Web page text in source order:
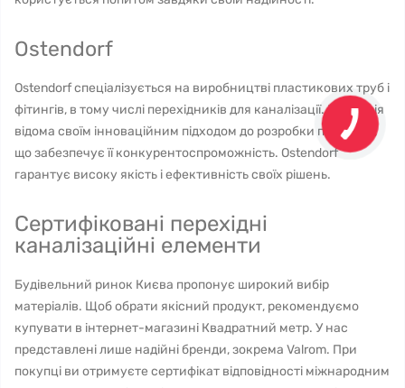
Ostendorf
Ostendorf спеціалізується на виробництві пластикових труб і
фітингів, в тому числі перехідників для каналізації. Компанія
відома своїм інноваційним підходом до розробки продукції,
що забезпечує її конкурентоспроможність. Ostendorf
гарантує високу якість і ефективність своїх рішень.
Сертифіковані перехідні
каналізаційні елементи
Будівельний ринок Києва пропонує широкий вибір
матеріалів. Щоб обрати якісний продукт, рекомендуємо
купувати в інтернет-магазині Квадратний метр. У нас
представлені лише надійні бренди, зокрема Valrom. При
покупці ви отримуєте сертифікат відповідності міжнародним